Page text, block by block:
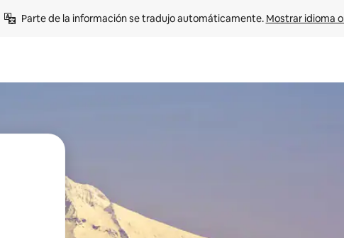
Parte de la información se tradujo automáticamente. Mostrar idioma